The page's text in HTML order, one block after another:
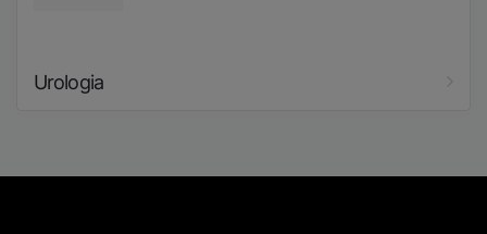
Urologia